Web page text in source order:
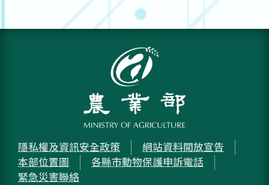
隱私權及資訊安全政策
網站資料開放宣告
本部位置圖
各縣市動物保護申訴電話
緊急災害聯絡